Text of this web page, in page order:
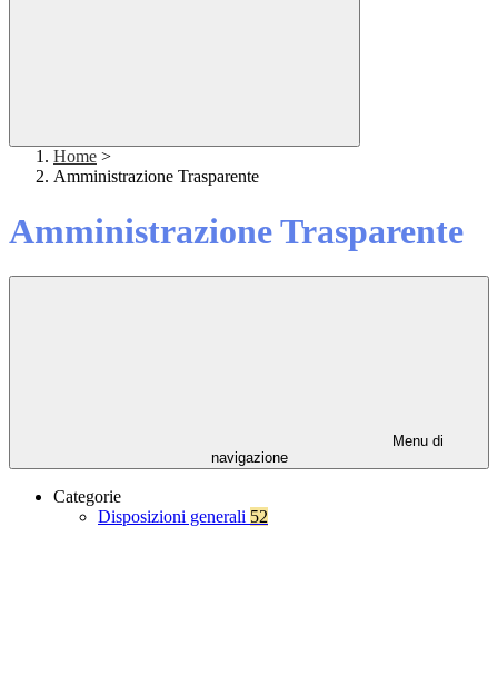
Home >
Amministrazione Trasparente
Amministrazione Trasparente
Menu di
navigazione
Categorie
Disposizioni generali 52